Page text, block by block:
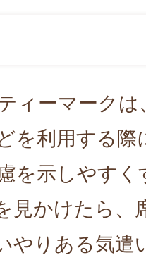
ィーマーク
を利用する際
を示しやす
見かけたら、
やりある気遣